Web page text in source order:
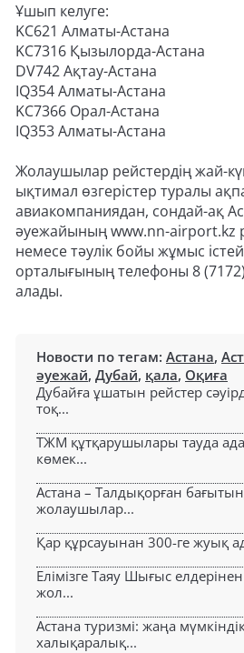
Ұшып келуге:
KC621 Алматы-Астана
KC7316 Қызылорда-Астана
DV742 Ақтау-Астана
IQ354 Алматы-Астана
KC7366 Орал-Астана
IQ353 Алматы-Астана
Жолаушылар рейстердің жай-
ықтимал өзгерістер туралы
авиакомпаниядан, сондай-ақ
әуежайының www.nn-airport.kz
немесе тәулік бойы жұмыс
орталығының телефоны 8
алады.
Новости по тегам: Астана,
әуежай, Дубай, қала, Оқиға
Дубайға ұшатын рейстер
тоқ...
ТЖМ құтқарушылары тауда
көмек...
Астана – Талдықорған
жолаушылар...
Қар құрсауынан 300-ге жуық
Елімізге Таяу Шығыс
жол...
Астана туризмі: жаңа
халықаралық...